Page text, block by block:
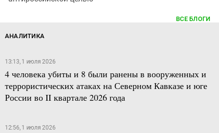
ВСЕ БЛОГИ
АНАЛИТИКА
13:13, 1 июля 2026
4 человека убиты и 8 были ранены в вооруженных и
террористических атаках на Северном Кавказе и юге
России во II квартале 2026 года
12:56, 1 июля 2026